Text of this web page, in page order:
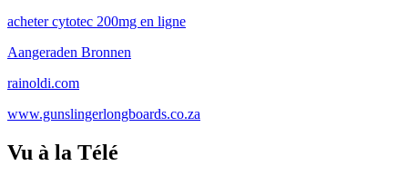
acheter cytotec 200mg en ligne
Aangeraden Bronnen
rainoldi.com
www.gunslingerlongboards.co.za
Vu à la Télé